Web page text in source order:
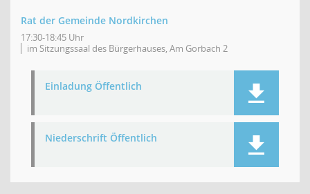
Rat der Gemeinde Nordkirchen
17:30-18:45 Uhr
im Sitzungssaal des Bürgerhauses, Am Gorbach 2
Einladung Öffentlich
Niederschrift Öffentlich